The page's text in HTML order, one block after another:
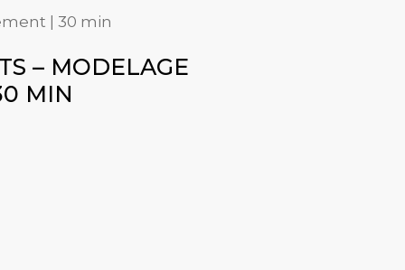
| 30 min
– MODELAGE
MIN